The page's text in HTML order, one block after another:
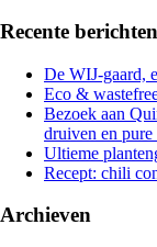
Recente berichten
De WIJ-gaard,
Eco &
Bezoek aan
druiven en
Ultieme
Recept: chili
Archieven